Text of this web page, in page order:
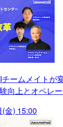
チームメイトが
向上とオペレ
金) 15:00